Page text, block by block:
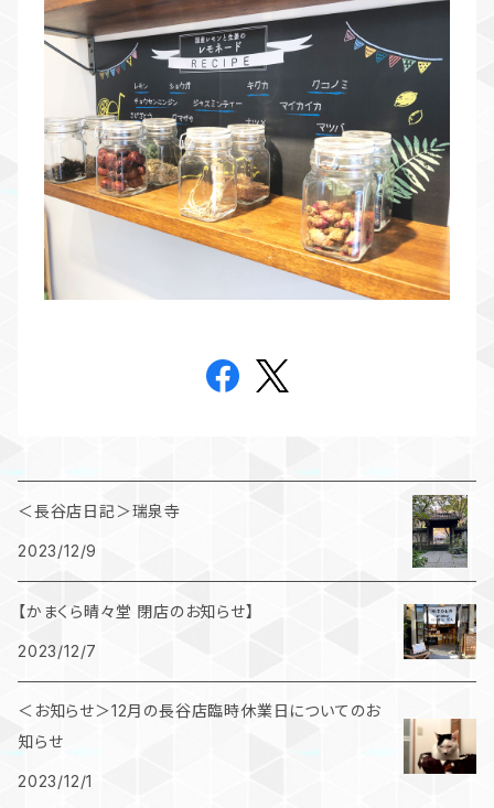
＜長谷店日記＞瑞泉寺
2023/12/9
【かまくら晴々堂 閉店のお知らせ】
2023/12/7
＜お知らせ＞12月の長谷店臨時休業日についてのお
知らせ
2023/12/1